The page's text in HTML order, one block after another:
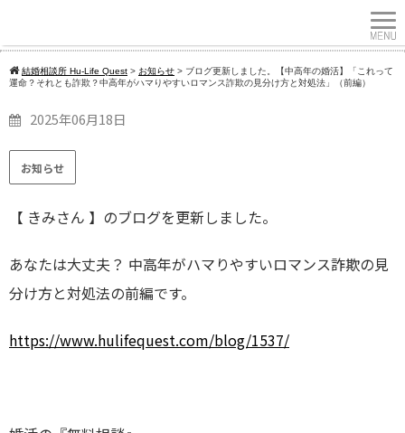
結婚相談所 Hu-Life Quest > お知らせ > ブログ更新しました。【中高年の婚活】「これって
運命？それとも詐欺？中高年がハマりやすいロマンス詐欺の見分け方と対処法」（前編）
2025年06月18日
お知らせ
【 きみさん 】のブログを更新しました。
あなたは大丈夫？ 中高年がハマりやすいロマンス詐欺の見
分け方と対処法の前編です。
https://www.hulifequest.com/blog/1537/